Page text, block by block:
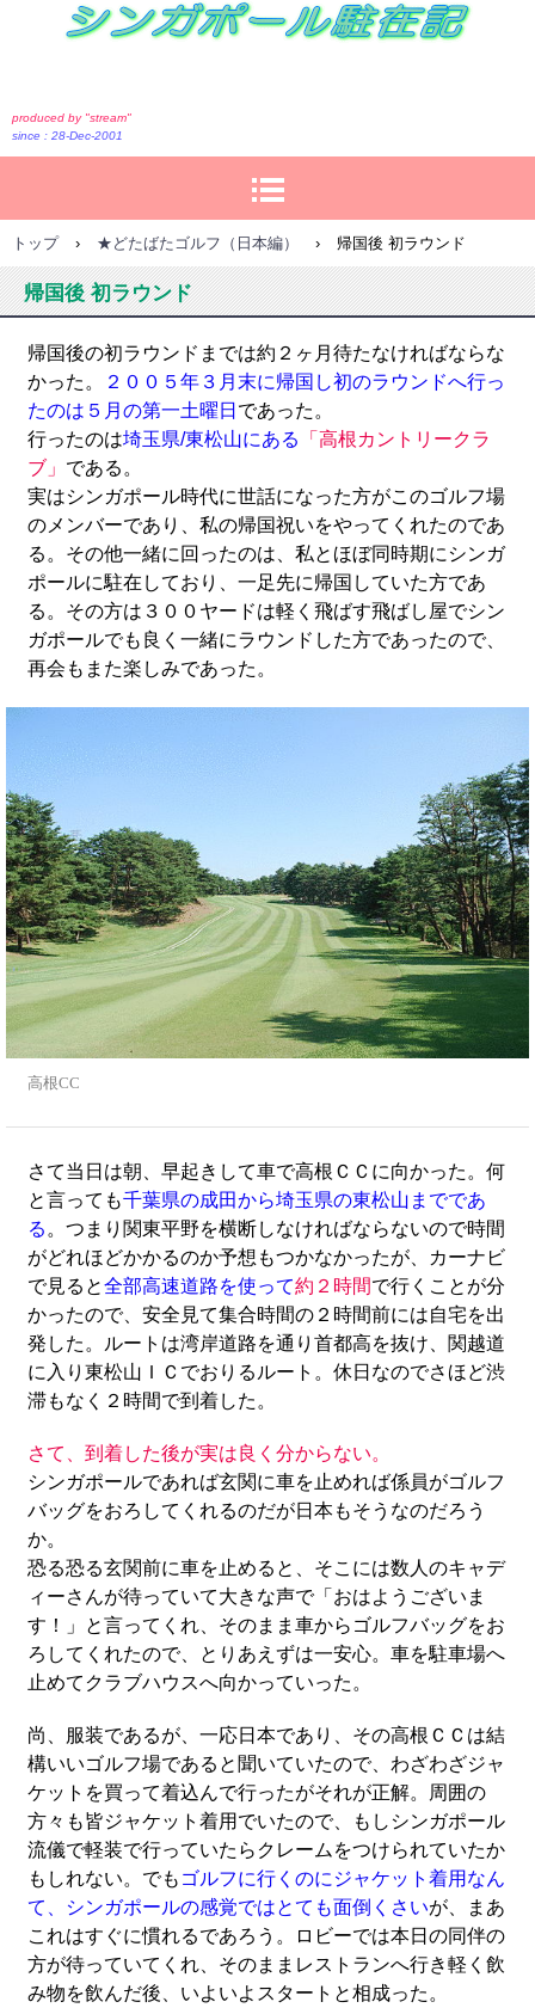
produced by "stream"
since : 28-Dec-2001
トップ › ★どたばたゴルフ（日本編） › 帰国後 初ラウンド
帰国後 初ラウンド
帰国後の初ラウンドまでは約２ヶ月待たなければならな
かった。
２００５年３月末に帰国し初のラウンドへ行っ
たのは５月の第一土曜日 であった。
行ったのは埼玉県/東松山にある 「高根カントリークラ
ブ」 である。
実はシンガポール時代に世話になった方がこのゴルフ場
のメンバーであり、私の帰国祝いをやってくれたのであ
る。その他一緒に回ったのは、私とほぼ同時期にシンガ
ポールに駐在しており、一足先に帰国していた方であ
る。その方は３００ヤードは軽く飛ばす飛ばし屋でシン
ガポールでも良く一緒にラウンドした方であったので、
再会もまた楽しみであった。
高根CC
さて当日は朝、早起きして車で高根ＣＣに向かった。何
と言っても千葉県の成田から埼玉県の東松山までであ
る 。つまり関東平野を横断しなければならないので時間
がどれほどかかるのか予想もつかなかったが、カーナビ
で見ると全部高速道路を使って約２時間で行くことが分
かったので、安全見て集合時間の２時間前には自宅を出
発した。ルートは湾岸道路を通り首都高を抜け、関越道
に入り東松山ＩＣでおりるルート。休日なのでさほど渋
滞もなく２時間で到着した。
さて、到着した後が実は良く分からない。
シンガポールであれば玄関に車を止めれば係員がゴルフ
バッグをおろしてくれるのだが日本もそうなのだろう
か。
恐る恐る玄関前に車を止めると、そこには数人のキャデ
ィーさんが待っていて大きな声で「おはようございま
す！」と言ってくれ、そのまま車からゴルフバッグをお
ろしてくれたので、とりあえずは一安心。車を駐車場へ
止めてクラブハウスへ向かっていった。
尚、服装であるが、一応日本であり、その高根ＣＣは結
構いいゴルフ場であると聞いていたので、わざわざジャ
ケットを買って着込んで行ったがそれが正解。周囲の
方々も皆ジャケット着用でいたので、もしシンガポール
流儀で軽装で行っていたらクレームをつけられていたか
もしれない。でも ゴルフに行くのにジャケット着用なん
て、シンガポールの感覚ではとても面倒くさいが、まあ
これはすぐに慣れるであろう。ロビーでは本日の同伴の
方が待っていてくれ、そのままレストランへ行き軽く飲
み物を飲んだ後、いよいよスタートと相成った。